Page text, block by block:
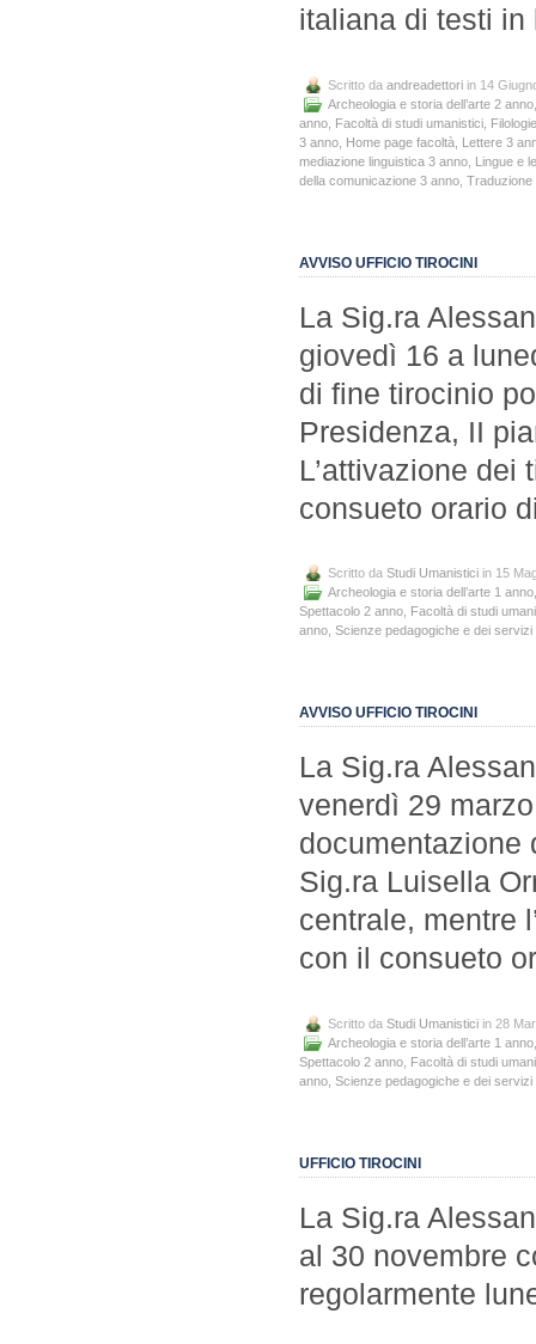
italiana di testi
Scritto da andreadettori in 14
Archeologia e storia dell’arte 2 anno
anno Facoltà di studi umanistici
3 anno Home page facoltà Lettere 3
mediazione linguistica 3 anno Lingue e
della comunicazione 3 anno Traduzione
AVVISO UFFICIO TIROCINI
La Sig.ra
giovedì 16 a
di fine tirocinio
Presidenza, II
L’attivazione
consueto orario
Scritto da Studi Umanistici in 15
Archeologia e storia dell’arte 1 anno
Spettacolo 2 anno, Facoltà di studi
anno, Scienze pedagogiche e dei
AVVISO UFFICIO TIROCINI
La Sig.ra
venerdì 29
documentazione
Sig.ra Luisella
centrale, mentre
con il consueto
Scritto da Studi Umanistici in 28
Archeologia e storia dell’arte 1 anno
Spettacolo 2 anno
Facoltà di studi
anno Scienze pedagogiche e dei
UFFICIO TIROCINI
La Sig.ra
al 30 novembre
regolarmente